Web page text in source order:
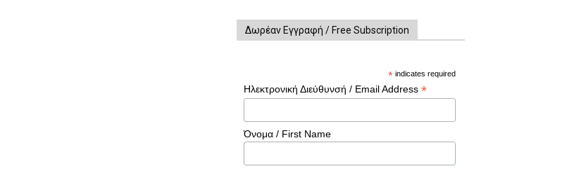
Δωρέαν Εγγραφή / Free Subscription
* indicates required
Ηλεκτρονική Διεύθυνσή / Email Address *
Όνομα / First Name